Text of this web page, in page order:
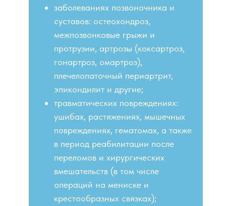
заболеваниях позвоночника и
суставов: остеохондроз,
межпозвонковые грыжи и
протрузии, артрозы (коксартроз,
гонартроз, омартроз),
плечелопаточный периартрит,
эпикондилит и другие;
травматических повреждениях:
ушибах, растяжениях, мышечных
повреждениях, гематомах, а также
в период реабилитации после
переломов и хирургических
вмешательств (в том числе
операций на мениске и
крестообразных связках);